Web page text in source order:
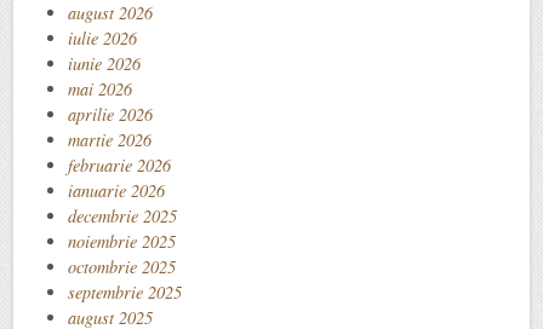
august 2026
iulie 2026
iunie 2026
mai 2026
aprilie 2026
martie 2026
februarie 2026
ianuarie 2026
decembrie 2025
noiembrie 2025
octombrie 2025
septembrie 2025
august 2025